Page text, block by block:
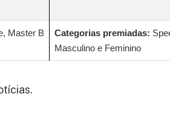
Master B
Categorias premiadas:
Masculino e Feminino